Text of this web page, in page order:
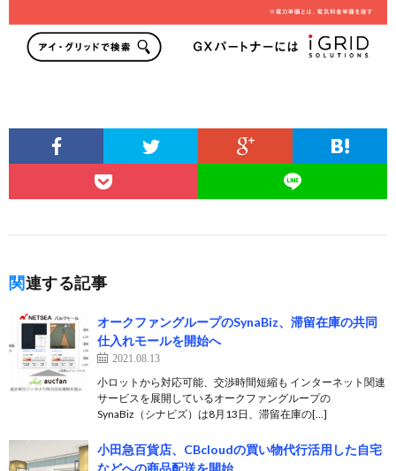
関連する記事
オークファングループのSynaBiz、滞留在庫の共同
仕入れモールを開始へ
2021.08.13
小ロットから対応可能、交渉時間短縮も インターネット関連
サービスを展開しているオークファングループの
SynaBiz（シナビズ）は8月13日、滞留在庫の[…]
小田急百貨店、CBcloudの買い物代行活用した自宅